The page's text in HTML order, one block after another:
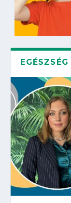
EGÉSZSÉG